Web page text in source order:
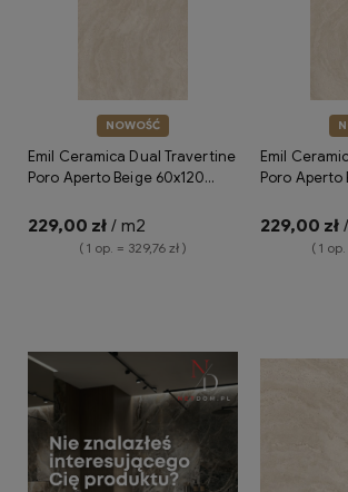
NOWOŚĆ
Emil Ceramica Dual Travertine
Poro Aperto Beige 60x120
imitujące trawertyn
229,00 zł / m2
( 1 op. = 329,76 zł )
Emil
Poro Aperto
gresowe
229,00 zł
( 1